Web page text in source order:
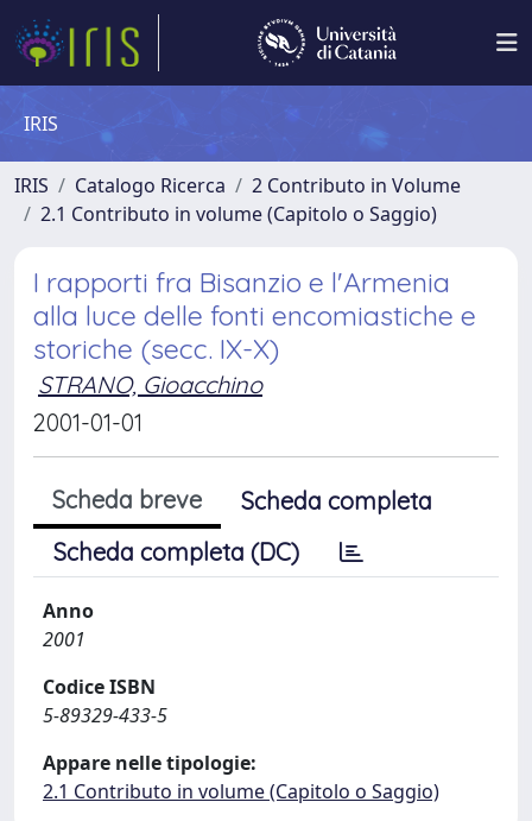
IRIS
IRIS Catalogo Ricerca
2 Contributo in Volume
2.1 Contributo in volume (Capitolo o Saggio)
I rapporti fra Bisanzio e l'Armenia
alla luce delle fonti encomiastiche e
storiche (secc. IX-X)
STRANO, Gioacchino
2001-01-01
Scheda breve
Scheda completa
Scheda completa (DC)
Anno
2001
Codice ISBN
5-89329-433-5
Appare nelle tipologie:
2.1 Contributo in volume (Capitolo o Saggio)